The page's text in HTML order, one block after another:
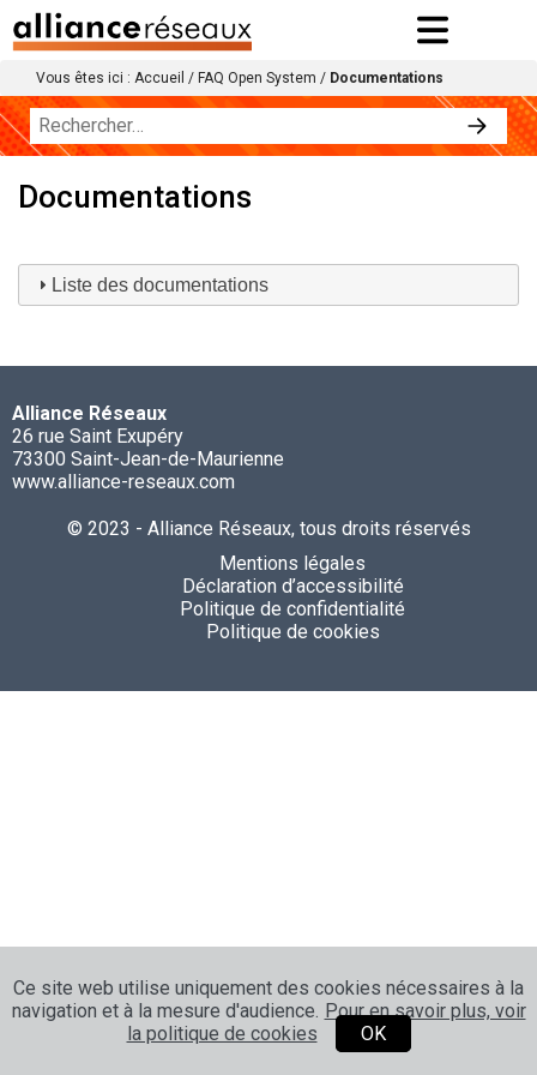
Vous êtes ici : Accueil / FAQ Open System / Documentations
Documentations
Liste des documentations
Alliance Réseaux
26 rue Saint Exupéry
73300 Saint-Jean-de-Maurienne
www.alliance-reseaux.com
© 2023 - Alliance Réseaux, tous droits réservés
Mentions légales
Déclaration d’accessibilité
Politique de confidentialité
Politique de cookies
Ce site web utilise uniquement des cookies nécessaires à la
navigation et à la mesure d'audience. Pour en savoir plus, voir
la politique de cookies
OK